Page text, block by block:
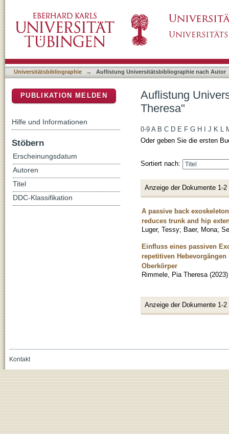
Universitätsbibliographie → Auflistung Universitätsbibliographie nach Autor
Auflistung
Theresa"
0-9 A B C D E F G H J K L
Oder geben Sie die ersten
Sortiert nach:
Anzeige der Dokumente 1-2
A passive back
reduces trunk and hip
Luger, Tessy; Baer, Mona;
Einfluss eines passiven
repetitiven
Oberkörper
Rimmele, Pia Theresa (2023)
Anzeige der Dokumente 1-2
PUBLIKATION MELDEN
Hilfe und Informationen
Stöbern
Erscheinungsdatum
Autoren
Titel
DDC-Klassifikation
Kontakt